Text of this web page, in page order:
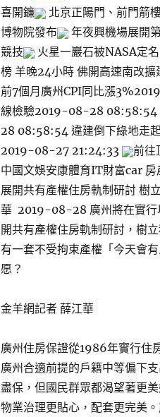
喜開鐮
北京正陽門、前門箭
博物院發布
年夜興機場展開
競技
火星一巖石被NASA定
榜 羊晚24小時 佛開高速南改
前7個月廣州CPI同比漲
線檢驗2019-08-28 08:58:54
28 08:58:54 違建倒下綠地走
2019-08-27 21:24:33
前
中國文娛安康體育IT財富car 房
展開共有產權住房軌制研討 樹
華 2019-08-28 廣州將在實行
開共有產權住房軌制研討，樹
有一套不受拘束產權「今天會
愿？
金羊網記者 薛江華
廣州住房保證從1986年實行住
廣州合適前提的戶籍中等偏下
盡保，但國民群眾都渴望著更
物業治理更貼心，配套更完美